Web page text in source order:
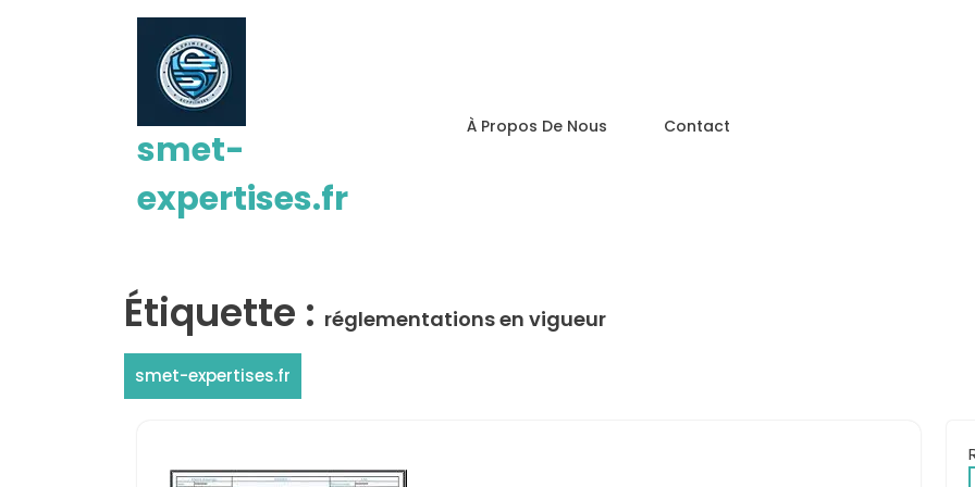
smet-
expertises.fr
À Propos De Nous Contact
Étiquette : réglementations en vigueur
smet-expertises.fr